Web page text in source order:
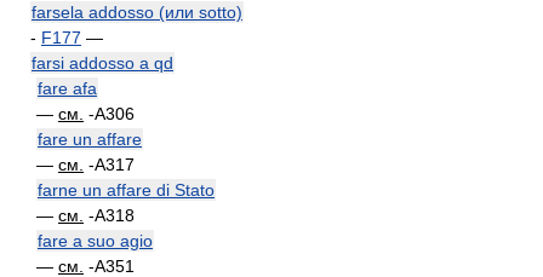
farsela addosso (или sotto)
- F177 —
farsi addosso a qd
fare afa
— см. -A306
fare un affare
— см. -A317
farne un affare di Stato
— см. -A318
fare a suo agio
— см. -A351